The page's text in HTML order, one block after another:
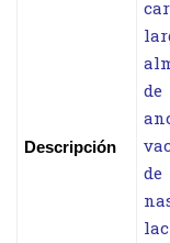
Descripción